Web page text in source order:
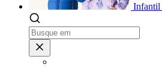
Infantil